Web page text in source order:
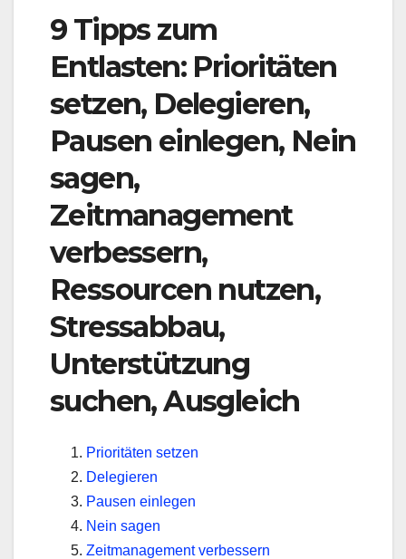
9 Tipps zum
Entlasten: Prioritäten
setzen, Delegieren,
Pausen einlegen, Nein
sagen,
Zeitmanagement
verbessern,
Ressourcen nutzen,
Stressabbau,
Unterstützung
suchen, Ausgleich
Prioritäten setzen
Delegieren
Pausen einlegen
Nein sagen
Zeitmanagement verbessern